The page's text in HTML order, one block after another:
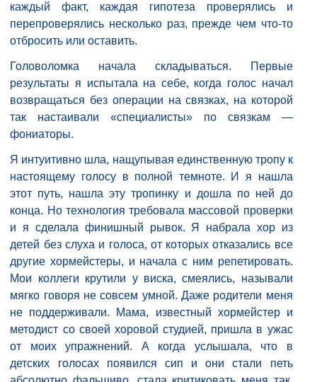
каждый факт, каждая гипотеза проверялись и
перепроверялись несколько раз, прежде чем что-то
отбросить или оставить.
Головоломка начала складываться. Первые
результаты я испытала на себе, когда голос начал
возвращаться без операции на связках, на которой
так настаивали «специалисты» по связкам —
фониаторы.
Я интуитивно шла, нащупывая единственную тропу к
настоящему голосу в полной темноте. И я нашла
этот путь, нашла эту тропинку и дошла по ней до
конца. Но технология требовала массовой проверки
и я сделала финишный рывок. Я набрала хор из
детей без слуха и голоса, от которых отказались все
другие хормейстеры, и начала с ним репетировать.
Мои коллеги крутили у виска, смеялись, называли
мягко говоря не совсем умной. Даже родители меня
не поддерживали. Мама, известный хормейстер и
методист со своей хоровой студией, пришла в ужас
от моих упражнений. А когда услышала, что в
детских голосах появился сип и они стали петь